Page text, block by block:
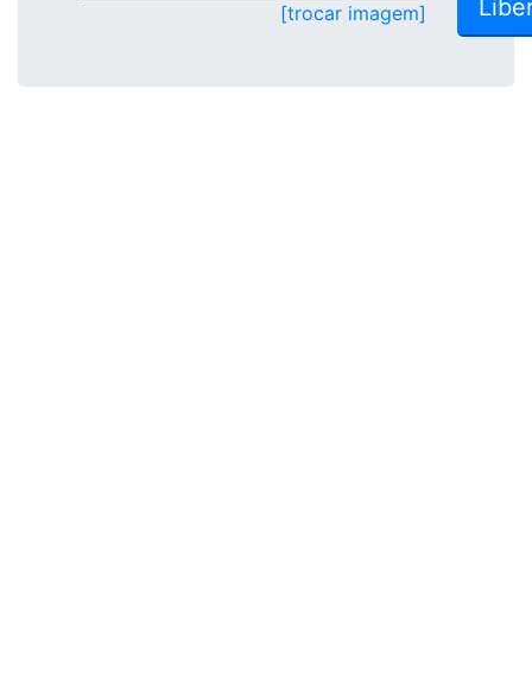
[trocar imagem]